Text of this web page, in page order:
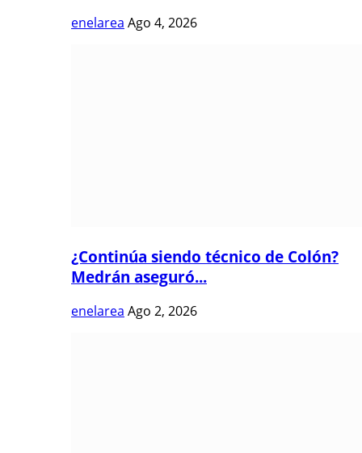
enelarea Ago 4, 2026
¿Continúa siendo técnico de Colón?
Medrán aseguró...
enelarea Ago 2, 2026